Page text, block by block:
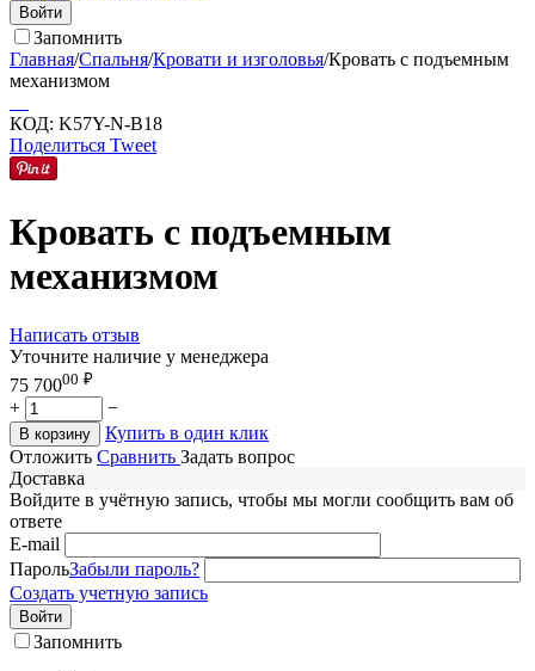
Войти
Запомнить
Главная/Спальня/Кровати и изголовья/Кровать с подъемным
механизмом
КОД: K57Y-N-B18
Поделиться Tweet
Кровать с подъемным
механизмом
Написать отзыв
Уточните наличие у менеджера
75 70000 ₽
+ −
В корзину
Купить в один клик
Отложить Сравнить Задать вопрос
Доставка
Войдите в учётную запись, чтобы мы могли сообщить вам об
ответе
E-mail
ПарольЗабыли пароль?
Создать учетную запись
Войти
Запомнить